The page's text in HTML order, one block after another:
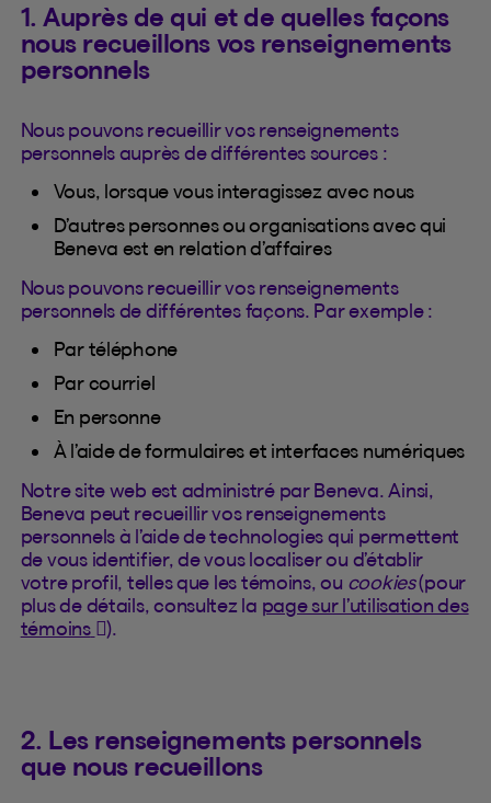
1. Auprès de qui et de quelles façons
nous recueillons vos renseignements
personnels
Nous pouvons recueillir vos renseignements
personnels auprès de différentes sources :
Vous, lorsque vous interagissez avec nous
D’autres personnes ou organisations avec qui
Beneva est en relation d’affaires
Nous pouvons recueillir vos renseignements
personnels de différentes façons. Par exemple :
Par téléphone
Par courriel
En personne
À l’aide de formulaires et interfaces numériques
Notre site web est administré par Beneva. Ainsi,
Beneva peut recueillir vos renseignements
personnels à l’aide de technologies qui permettent
de vous identifier, de vous localiser ou d’établir
votre profil, telles que les témoins, ou cookies(pour
plus de détails, consultez la page sur l’utilisation des
témoins (Cet hyperlien s'ouvrira dans un nouvel
).
2. Les renseignements personnels
que nous recueillons